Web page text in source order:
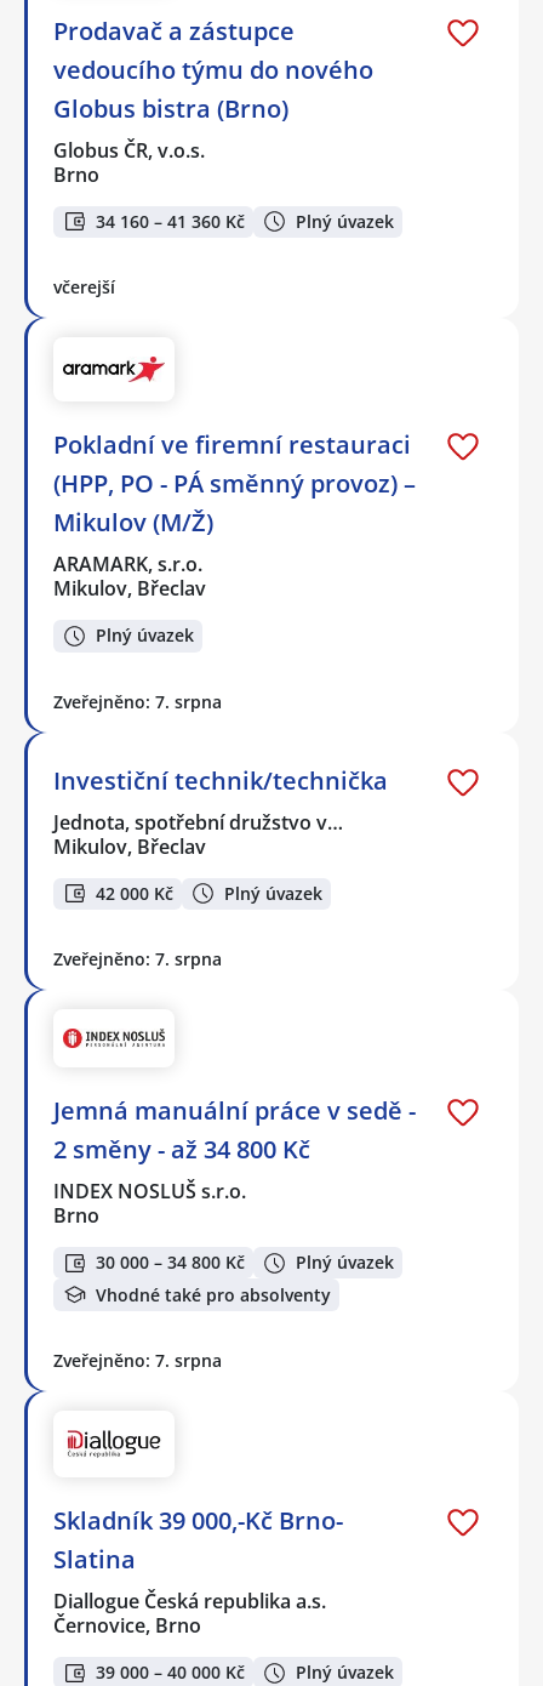
Prodavač a zástupce
vedoucího týmu do nového
Globus bistra (Brno)
Globus ČR, v.o.s.
Brno
34 160 – 41 360 Kč Plný úvazek
včerejší
Pokladní ve firemní restauraci
(HPP, PO - PÁ směnný provoz) –
Mikulov (M/Ž)
ARAMARK, s.r.o.
Mikulov, Břeclav
Plný úvazek
Zveřejněno: 7. srpna
Investiční technik/technička
Jednota, spotřební družstvo v…
Mikulov, Břeclav
42 000 Kč Plný úvazek
Zveřejněno: 7. srpna
Jemná manuální práce v sedě -
2 směny - až 34 800 Kč
INDEX NOSLUŠ s.r.o.
Brno
30 000 – 34 800 Kč
Plný úvazek
Vhodné také pro absolventy
Zveřejněno: 7. srpna
Skladník 39 000,-Kč Brno-
Slatina
Diallogue Česká republika a.s.
Černovice, Brno
39 000 – 40 000 Kč Plný úvazek